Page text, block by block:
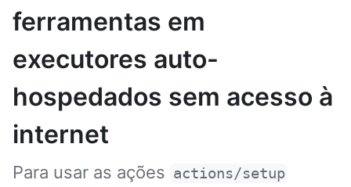
ferramentas em
executores auto-
hospedados sem acesso à
internet
Para usar as ações actions/setup